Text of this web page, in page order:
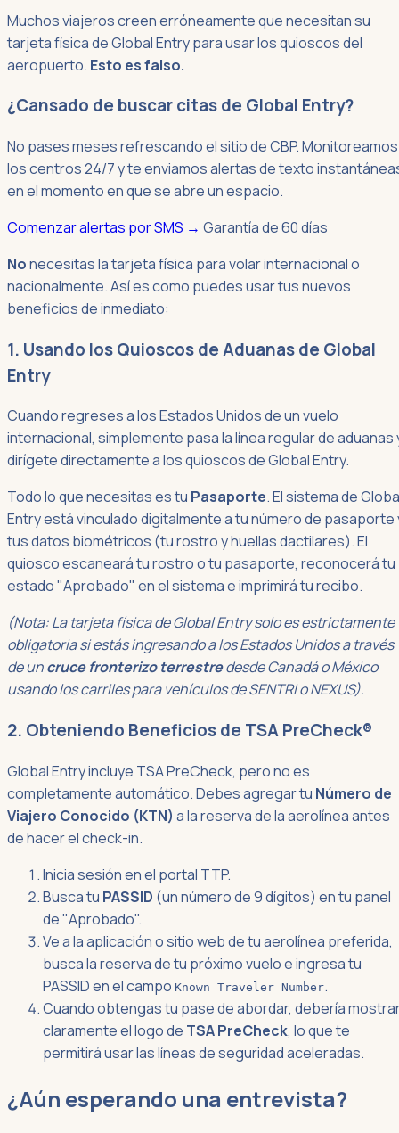
Muchos viajeros creen erróneamente que necesitan su
tarjeta física de Global Entry para usar los quioscos del
aeropuerto. Esto es falso.
¿Cansado de buscar citas de Global Entry?
No pases meses refrescando el sitio de CBP. Monitoreamos
los centros 24/7 y te enviamos alertas de texto
en el momento en que se abre un espacio.
Comenzar alertas por SMS → Garantía de 60 días
Nonecesitas la tarjeta física para volar internacional o
nacionalmente. Así es como puedes usar tus nuevos
beneficios de inmediato:
1. Usando los Quioscos de Aduanas de Global
Entry
Cuando regreses a los Estados Unidos de un vuelo
internacional, simplemente pasa la línea regular de aduanas
dirígete directamente a los quioscos de Global Entry.
Todo lo que necesitas es tu Pasaporte. El sistema de
Entry está vinculado digitalmente a tu número de pasaporte
tus datos biométricos (tu rostro y huellas dactilares). El
quiosco escaneará tu rostro o tu pasaporte, reconocerá tu
estado "Aprobado" en el sistema e imprimirá tu recibo.
(Nota: La tarjeta física de Global Entry solo es estrictamente
obligatoria si estás ingresando a los Estados Unidos a través
de uncruce fronterizo terrestredesde Canadá o México
usando los carriles para vehículos de SENTRI o NEXUS).
2. Obteniendo Beneficios de TSA PreCheck®
Global Entry incluye TSA PreCheck, pero no es
completamente automático. Debes agregar tu Número de
Viajero Conocido (KTN) a la reserva de la aerolínea antes
de hacer el check-in.
Inicia sesión en el portal TTP.
Busca tu PASSID (un número de 9 dígitos) en tu panel
de "Aprobado".
Ve a la aplicación o sitio web de tu aerolínea preferida,
busca la reserva de tu próximo vuelo e ingresa tu
PASSID en el campo Known Traveler Number.
Cuando obtengas tu pase de abordar, debería
claramente el logo de TSA PreCheck, lo que te
permitirá usar las líneas de seguridad aceleradas.
¿Aún esperando una entrevista?